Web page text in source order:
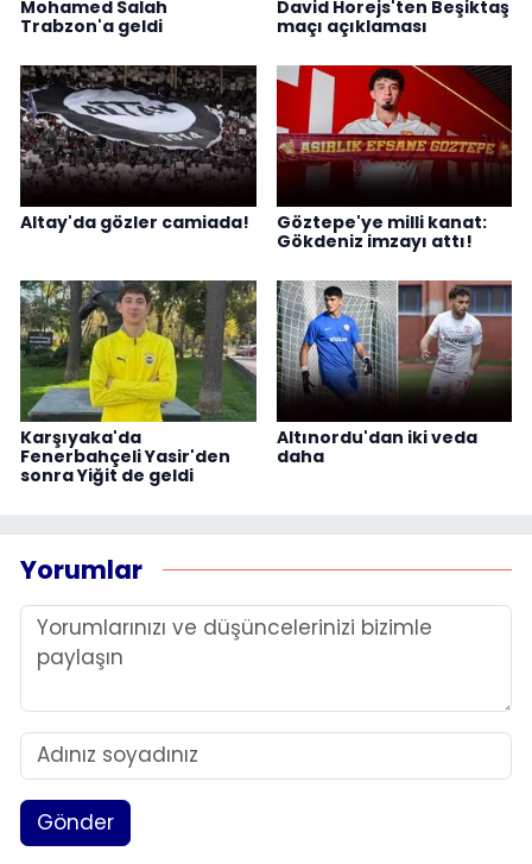
Mohamed Salah
Trabzon'a geldi
David Horejs'ten Beşiktaş
maçı açıklaması
Altay'da gözler camiada!
Göztepe'ye milli kanat:
Gökdeniz imzayı attı!
Karşıyaka'da
Fenerbahçeli Yasir'den
sonra Yiğit de geldi
Altınordu'dan iki veda
daha
Yorumlar
Gönder